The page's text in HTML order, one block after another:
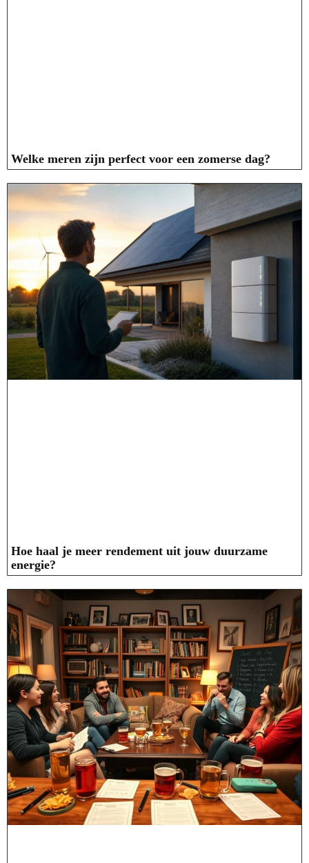
Welke meren zijn perfect voor een zomerse dag?
Hoe haal je meer rendement uit jouw duurzame
energie?